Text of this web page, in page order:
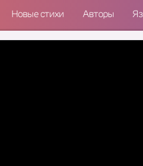
Новые стихи Авторы